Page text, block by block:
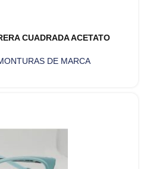
CUADRADA ACETATO
DE MARCA